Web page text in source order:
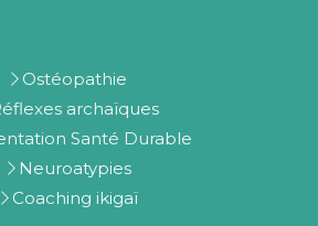
Ostéopathie
archaïques
Santé Durable
Neuroatypies
Coaching ikigaï